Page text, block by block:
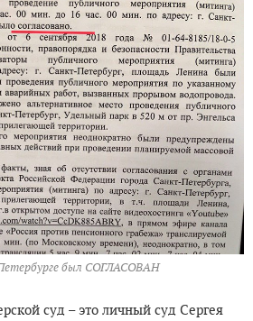
был СОГЛАСОВАН
суд – это личный суд Сергея